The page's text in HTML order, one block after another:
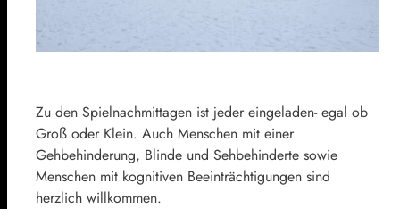
Zu den Spielnachmittagen ist jeder eingeladen- egal ob
Groß oder Klein. Auch Menschen mit einer
Gehbehinderung, Blinde und Sehbehinderte sowie
Menschen mit kognitiven Beeinträchtigungen sind
herzlich willkommen.